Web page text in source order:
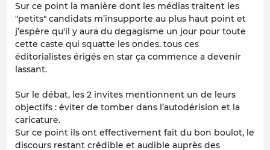
Sur ce point la manière dont les médias traitent les
"petits" candidats m’insupporte au plus haut point et
j’espère qu'il y aura du degagisme un jour pour toute
cette caste qui squatte les ondes. tous ces
éditorialistes érigés en star ça commence a devenir
lassant.
Sur le débat, les 2 invites mentionnent un de leurs
objectifs : éviter de tomber dans l’autodérision et la
caricature.
Sur ce point ils ont effectivement fait du bon boulot, le
discours restant crédible et audible auprès des